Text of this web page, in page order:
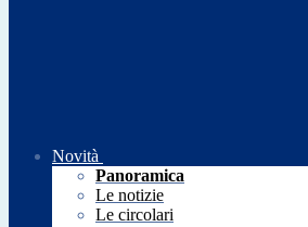
Novità
Panoramica
Le notizie
Le circolari